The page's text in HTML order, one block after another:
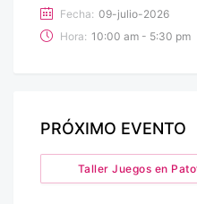
Fecha: 09-julio-2026
Hora: 10:00 am - 5:30 pm
PRÓXIMO EVENTO
Taller Juegos en